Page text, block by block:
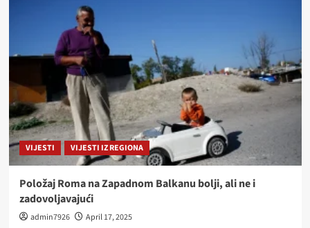
VIJESTI VIJESTI IZ REGIONA
Položaj Roma na Zapadnom Balkanu bolji, ali ne i
zadovoljavajući
admin7926 April 17, 2025